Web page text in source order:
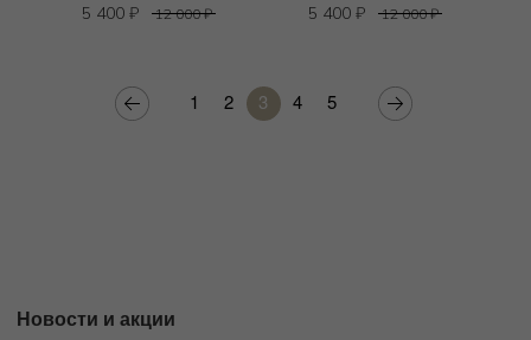
5 400 ₽ 12 000₽ 5 400 ₽ 12 000₽
1 2 3 4 5
Новости и акции